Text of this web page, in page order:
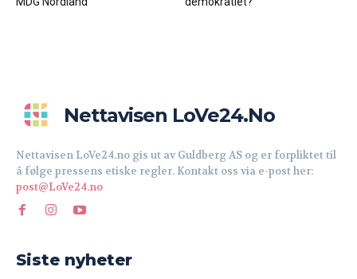
Nettavisen LoVe24.no
Nettavisen LoVe24.no gis ut av Guldberg AS og er forpliktet til
å følge pressens etiske regler. Kontakt oss via e-post her:
post@LoVe24.no
Siste nyheter